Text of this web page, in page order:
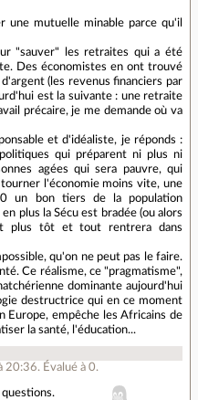
une mutuelle minable parce qu'il
"sauver" les retraites qui a été
Des économistes en ont trouvé
(les revenus financiers par
est la suivante : une retraite
précaire, je me demande où va
et d'idéaliste, je réponds :
qui préparent ni plus ni
agées qui sera pauvre, qui
l'économie moins vite, une
un bon tiers de la population
plus la Sécu est bradée (ou alors
plus tôt et tout rentrera dans
qu'on ne peut pas le faire.
Ce réalisme, ce "pragmatisme",
dominante aujourd'hui
destructrice qui en ce moment
Europe, empêche les Africains de
la santé, l'éducation...
20:36. Évalué à0.
questions.